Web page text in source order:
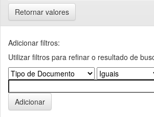
Retornar valores
Adicionar filtros:
Utilizar filtros para refinar o resultado de